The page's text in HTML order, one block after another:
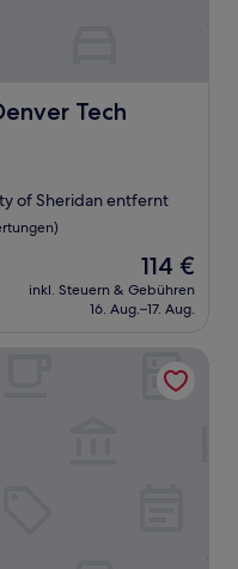
Tech
Center
of Sheridan entfernt
Der
Preis
beträgt
114 €
inkl. Steuern & Gebühren
16. Aug.–17. Aug.